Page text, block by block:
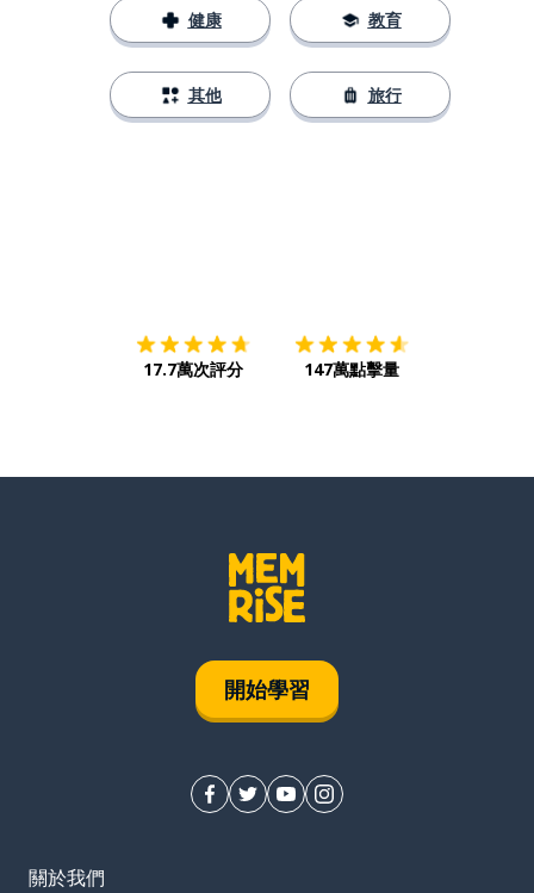
健康
其他
教育
旅行
17.7萬次評分 147萬點擊量
開始學習
關於我們